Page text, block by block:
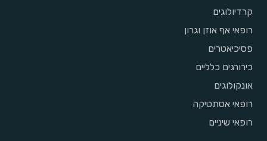
קרדיולוגים
רופאי אף אוזן וגרון
פסיכיאטרים
כירורגים כלליים
אונקולוגים
רופאי אסתטיקה
רופאי שיניים